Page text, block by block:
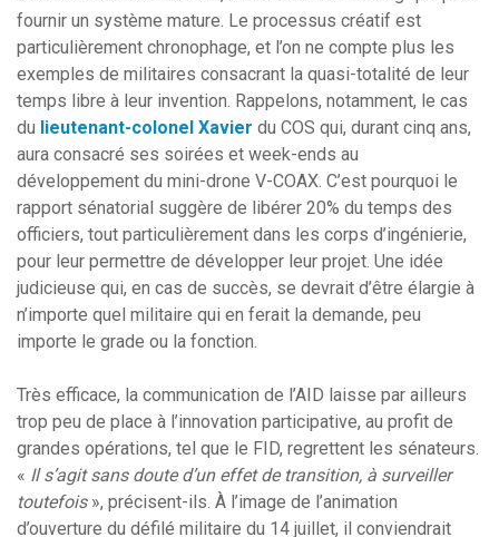
fournir un système mature. Le processus créatif est
particulièrement chronophage, et l’on ne compte plus les
exemples de militaires consacrant la quasi-totalité de leur
temps libre à leur invention. Rappelons, notamment, le cas
du lieutenant-colonel Xavier du COS qui, durant cinq ans,
aura consacré ses soirées et week-ends au
développement du mini-drone V-COAX. C’est pourquoi le
rapport sénatorial suggère de libérer 20% du temps des
officiers, tout particulièrement dans les corps d’ingénierie,
pour leur permettre de développer leur projet. Une idée
judicieuse qui, en cas de succès, se devrait d’être élargie à
n’importe quel militaire qui en ferait la demande, peu
importe le grade ou la fonction.
Très efficace, la communication de l’AID laisse par ailleurs
trop peu de place à l’innovation participative, au profit de
grandes opérations, tel que le FID, regrettent les sénateurs.
« Il s’agit sans doute d’un effet de transition, à surveiller
toutefois», précisent-ils. À l’image de l’animation
d’ouverture du défilé militaire du 14 juillet, il conviendrait